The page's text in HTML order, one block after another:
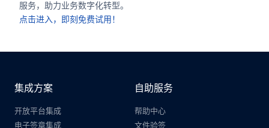
服务，助力业务数字化转型。
点击进入，即刻免费试用！
集成方案
开放平台集成
电子签章集成
自助服务
帮助中心
文件验签